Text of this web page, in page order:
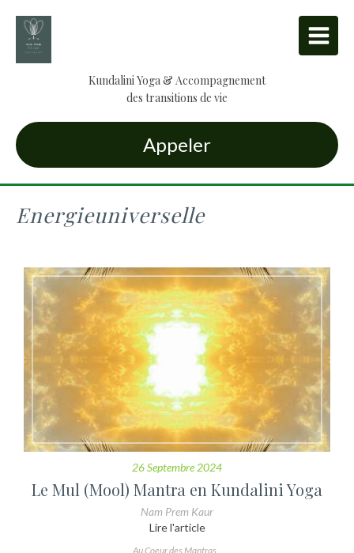
Kundalini Yoga & Accompagnement
des transitions de vie
Appeler
Energieuniverselle
26 Septembre 2024
Le Mul (Mool) Mantra en Kundalini Yoga
Nam Prem Kaur
Lire l'article
Au Coeur des Mantras